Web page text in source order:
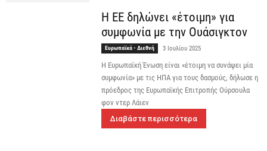
Η ΕΕ δηλώνει «έτοιμη» για
συμφωνία με την Ουάσιγκτον
Ευρωπαϊκά - Διεθνή 3 Ιουλίου 2025
Η Ευρωπαϊκή Ένωση είναι «έτοιμη να συνάψει μία
συμφωνία» με τις ΗΠΑ για τους δασμούς, δήλωσε η
πρόεδρος της Ευρωπαϊκής Επιτροπής Ούρσουλα
φον ντερ Λάιεν
Διαβάστε περισσότερα